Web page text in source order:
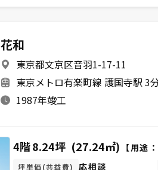
花和
東京都文京区音羽1-17-11
東京メトロ有楽町線 護国寺駅 3
1987年竣工
4階8.24坪 (27.24㎡) 【用途
坪単価(共益費)
応相談